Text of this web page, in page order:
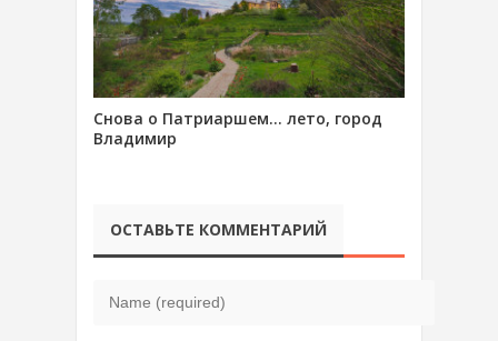
Снова о Патриаршем… лето, город
Владимир
ОСТАВЬТЕ КОММЕНТАРИЙ